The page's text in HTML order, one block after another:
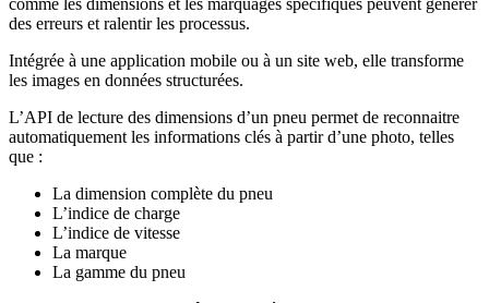
comme les dimensions et les marquages spécifiques peuvent générer
des erreurs et ralentir les processus.
Intégrée à une application mobile ou à un site web, elle transforme
les images en données structurées.
L’API de lecture des dimensions d’un pneu permet de reconnaitre
automatiquement les informations clés à partir d’une photo, telles
que :
La dimension complète du pneu
L’indice de charge
L’indice de vitesse
La marque
La gamme du pneu